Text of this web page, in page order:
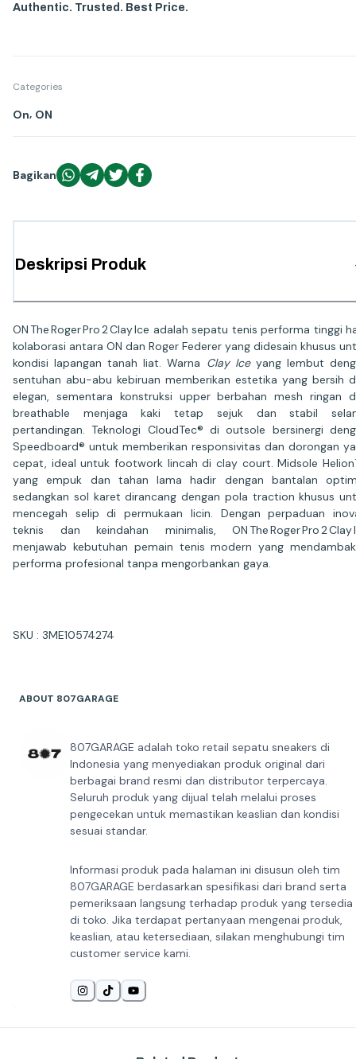
Authentic. Trusted. Best Price.
Categories
On ON
Bagikan
Deskripsi Produk
ON The Roger Pro 2 Clay Ice adalah sepatu tenis performa tinggi
kolaborasi antara ON dan Roger Federer yang didesain khusus
kondisi lapangan tanah liat. Warna Clay Iceyang lembut
sentuhan abu-abu kebiruan memberikan estetika yang bersih
elegan, sementara konstruksi upper berbahan mesh ringan
breathable menjaga kaki tetap sejuk dan stabil
pertandingan. Teknologi CloudTec® di outsole bersinergi
Speedboard® untuk memberikan responsivitas dan dorongan
cepat, ideal untuk footwork lincah di clay court. Midsole
yang empuk dan tahan lama hadir dengan bantalan
sedangkan sol karet dirancang dengan pola traction khusus
mencegah selip di permukaan licin. Dengan perpaduan
teknis dan keindahan minimalis, ON The Roger Pro 2 Clay
menjawab kebutuhan pemain tenis modern yang
performa profesional tanpa mengorbankan gaya.
SKU : 3ME10574274
ABOUT 807GARAGE
807GARAGE adalah toko retail sepatu sneakers di
Indonesia yang menyediakan produk original dari
berbagai brand resmi dan distributor terpercaya.
Seluruh produk yang dijual telah melalui proses
pengecekan untuk memastikan keaslian dan kondisi
sesuai standar.
Informasi produk pada halaman ini disusun oleh tim
807GARAGE berdasarkan spesifikasi dari brand serta
pemeriksaan langsung terhadap produk yang tersedia
di toko. Jika terdapat pertanyaan mengenai produk,
keaslian, atau ketersediaan, silakan menghubungi tim
customer service kami.